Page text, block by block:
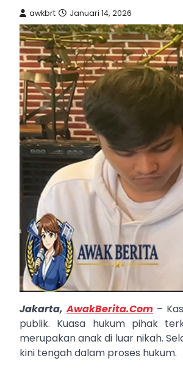
awkbrt Januari 14, 2026
Jakarta,AwakBerita.Com –
publik. Kuasa hukum pihak
merupakan anak di luar nikah.
kini tengah dalam proses hukum.